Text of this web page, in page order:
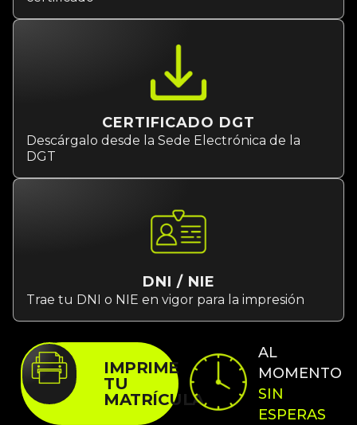
CERTIFICADO DGT
Descárgalo desde la Sede Electrónica de la
DGT
DNI / NIE
Trae tu DNI o NIE en vigor para la impresión
IMPRIME
TU
MATRÍCULA
AL
MOMENTO
SIN
ESPERAS